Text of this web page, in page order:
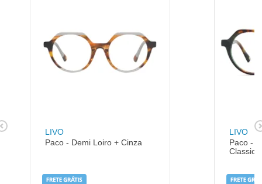
LIVO
Paco - Demi Loiro + Cinza
LIVO
Paco -
Classico